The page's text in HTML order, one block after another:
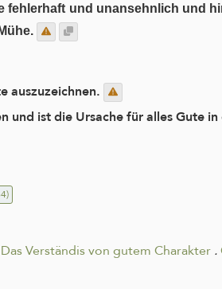
fehlerhaft und unansehnlich und
auszuzeichnen.
und ist die Ursache für alles Gute
Das Verständis von gutem Charakter.